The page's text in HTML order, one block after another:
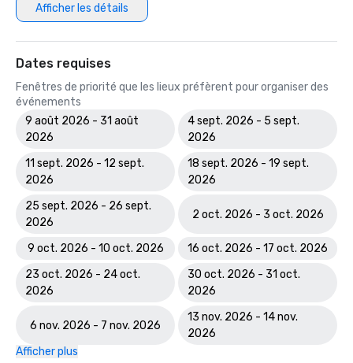
Afficher les détails
Dates requises
Fenêtres de priorité que les lieux préfèrent pour organiser des
événements
9 août 2026 - 31 août
2026
4 sept. 2026 - 5 sept.
2026
11 sept. 2026 - 12 sept.
2026
18 sept. 2026 - 19 sept.
2026
25 sept. 2026 - 26 sept.
2026
2 oct. 2026 - 3 oct. 2026
9 oct. 2026 - 10 oct. 2026
16 oct. 2026 - 17 oct. 2026
23 oct. 2026 - 24 oct.
2026
30 oct. 2026 - 31 oct.
2026
6 nov. 2026 - 7 nov. 2026
13 nov. 2026 - 14 nov.
2026
Afficher plus